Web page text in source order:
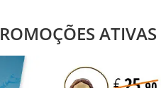
ATIVAS